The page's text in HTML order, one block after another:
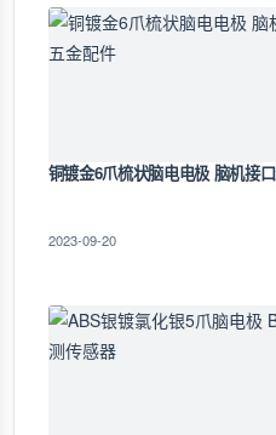
铜镀金6爪梳状脑电电极 脑机接
2023-09-20